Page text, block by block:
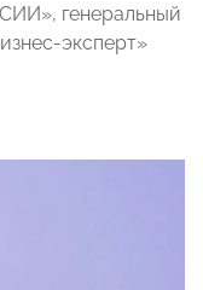
генеральный
эксперт»